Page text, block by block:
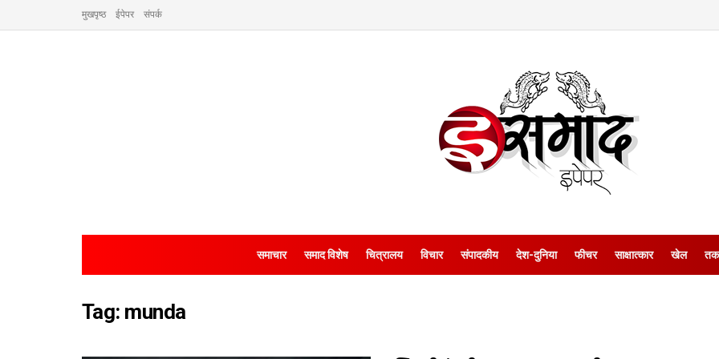
मुखपृष्ठ ईपेपर संपर्क
समाचार समाद विशेष चित्रालय विचार संपादकीय देश-दुनिया फीचर साक्षात्‍कार खेल
Tag: munda